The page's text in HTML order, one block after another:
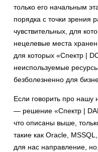
только его начальным
порядка с точки зрения
чувствительных, для
нецелевые места
для которых «Спектр |
неиспользуемые
безболезненно для
Если говорить про
— решение «Спектр |
что описаны выше,
такие как Oracle,
для нас направление,